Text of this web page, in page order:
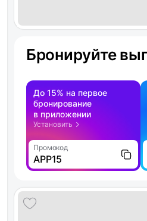
Бронируйте
До 15% на первое
бронирование
в приложении
Установить
Промокод
APP15